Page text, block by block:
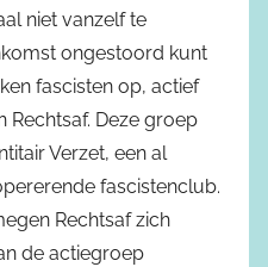
niet vanzelf te
ongestoord kunt
fascisten op, actief
Rechtsaf. Deze groep
Verzet, een al
fascistenclub.
Rechtsaf zich
de actiegroep